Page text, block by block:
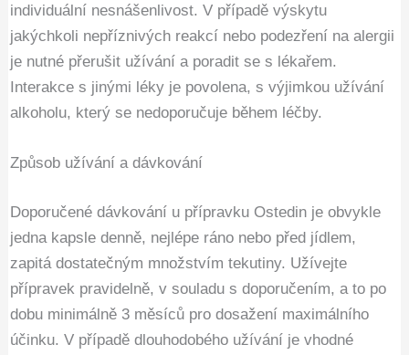
individuální nesnášenlivost. V případě výskytu
jakýchkoli nepříznivých reakcí nebo podezření na alergii
je nutné přerušit užívání a poradit se s lékařem.
Interakce s jinými léky je povolena, s výjimkou užívání
alkoholu, který se nedoporučuje během léčby.
Způsob užívání a dávkování
Doporučené dávkování u přípravku Ostedin je obvykle
jedna kapsle denně, nejlépe ráno nebo před jídlem,
zapitá dostatečným množstvím tekutiny. Užívejte
přípravek pravidelně, v souladu s doporučením, a to po
dobu minimálně 3 měsíců pro dosažení maximálního
účinku. V případě dlouhodobého užívání je vhodné